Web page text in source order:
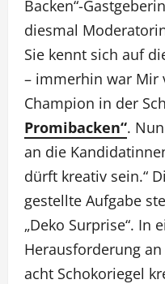
Backen“-
diesmal
Sie kennt sich auf
– immerhin war Mir
Champion in der
Promibacken“.
an die
dürft kreativ sein.“
gestellte Aufgabe
„Deko Surprise“. In
Herausforderung
acht Schokoriegel